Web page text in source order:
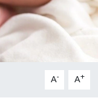
A- A+